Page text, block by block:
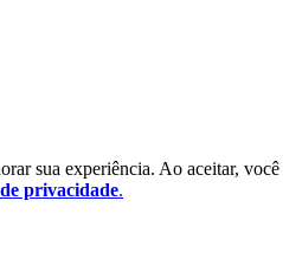
sua experiência. Ao aceitar, você
privacidade.